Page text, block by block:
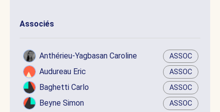
Associés
Anthérieu-Yagbasan Caroline ASSOC
Audureau Eric ASSOC
Baghetti Carlo ASSOC
Beyne Simon ASSOC